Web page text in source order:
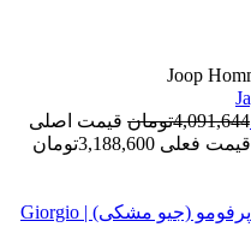
4,091,644تومان قیمت اصلی
قیمت فعلی 3,188,600تومان